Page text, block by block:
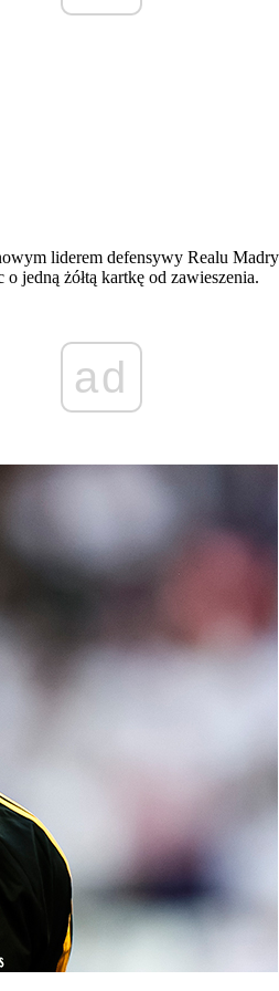
liderem defensywy Realu
jedną żółtą kartkę od zawieszenia.
ad